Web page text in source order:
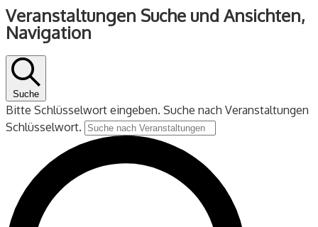
Veranstaltungen
Veranstaltungen Suche und Ansichten,
Navigation
Suche
Bitte Schlüsselwort eingeben. Suche nach Veranstaltungen
Schlüsselwort.